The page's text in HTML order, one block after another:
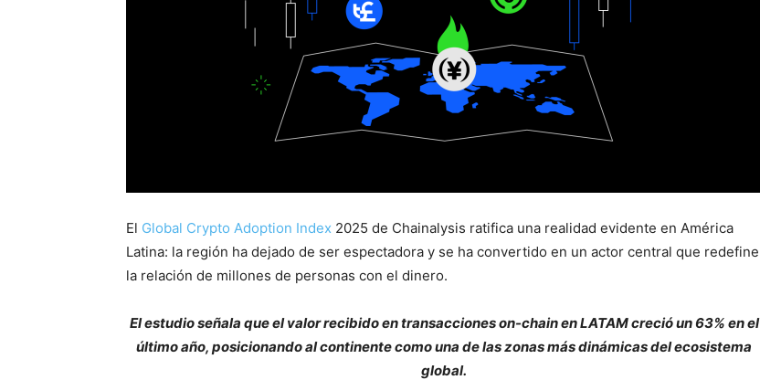
El Global Crypto Adoption Index 2025 de Chainalysis ratifica una realidad evidente en América
Latina: la región ha dejado de ser espectadora y se ha convertido en un actor central que redefine
la relación de millones de personas con el dinero.
El estudio señala que el valor recibido en transacciones on-chain en LATAM creció un 63% en el
último año, posicionando al continente como una de las zonas más dinámicas del ecosistema
global.